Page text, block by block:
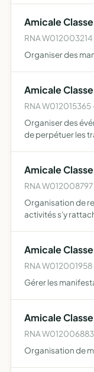
Amicale
RNA W012003214
Organiser des
Amicale
RNA W012015365
Organiser des
de perpétuer les
Amicale
RNA
Organisation de
activités s'y
Amicale
RNA W012001958
Gérer les
Amicale
RNA
Organisation de